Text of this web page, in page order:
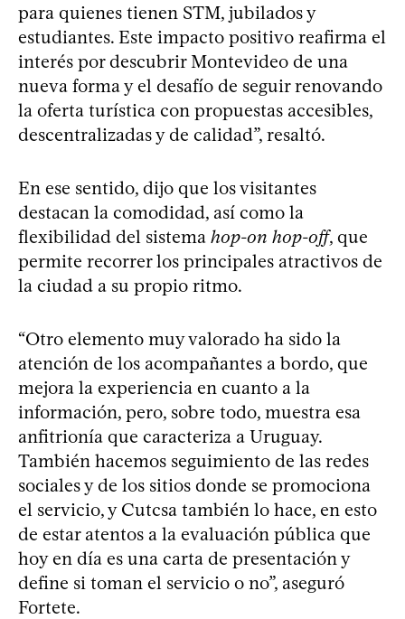
para quienes tienen STM, jubilados y
estudiantes. Este impacto positivo reafirma el
interés por descubrir Montevideo de una
nueva forma y el desafío de seguir renovando
la oferta turística con propuestas accesibles,
descentralizadas y de calidad”, resaltó.
En ese sentido, dijo que los visitantes
destacan la comodidad, así como la
flexibilidad del sistema hop-on hop-off, que
permite recorrer los principales atractivos de
la ciudad a su propio ritmo.
“Otro elemento muy valorado ha sido la
atención de los acompañantes a bordo, que
mejora la experiencia en cuanto a la
información, pero, sobre todo, muestra esa
anfitrionía que caracteriza a Uruguay.
También hacemos seguimiento de las redes
sociales y de los sitios donde se promociona
el servicio, y Cutcsa también lo hace, en esto
de estar atentos a la evaluación pública que
hoy en día es una carta de presentación y
define si toman el servicio o no”, aseguró
Fortete.